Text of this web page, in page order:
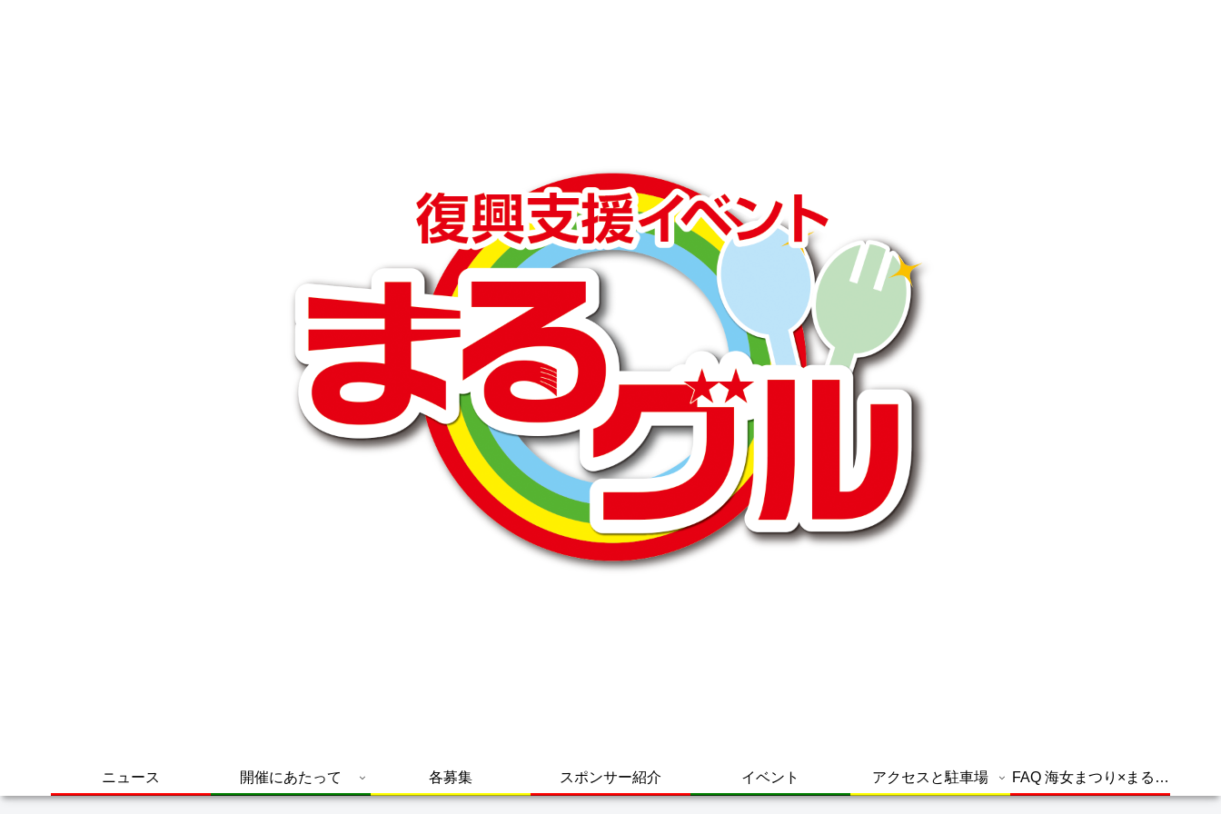
ニュース 開催にあたって 各募集 スポンサー紹介 イベント アクセスと駐車場 FAQ 海女まつり×まるグ